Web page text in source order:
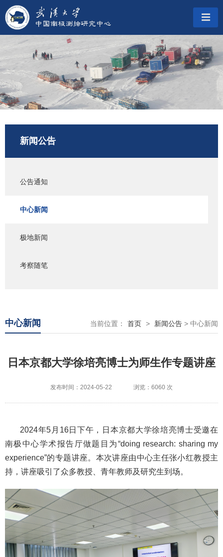
新闻公告
公告通知
中心新闻
极地新闻
考察随笔
中心新闻 当前位置： 首页 > 新闻公告 > 中心新闻
日本京都大学徐培亮博士为师生作专题讲座
发布时间：2024-05-22 浏览：6060 次
2024年5月16日下午，日本京都大学徐培亮博士受邀在
南极中心学术报告厅做题目为“doing research: sharing my
experience”的专题讲座。本次讲座由中心主任张小红教授主
持，讲座吸引了众多教授、青年教师及研究生到场。